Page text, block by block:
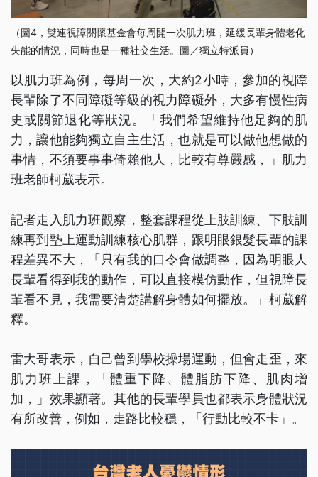
（圖4，雙連視障關懷基金會每周開一次肌力班，延緩長輩身體老化
失能的情況，同時也是一種社交生活。圖／獨立特派員）
以肌力班為例，每周一次，大約2小時，參加的視障
長輩除了不同障礙等級的視力障礙外，大多有慢性病
史或關節退化等狀況。「我們希望維持他足夠的肌
力，讓他能夠獨立自主生活，也就是可以做他想做的
事情，不須要事事倚賴他人，比較有尊嚴感，」肌力
班老師柯葳表示。
記者走入肌力班觀察，整套課程從上肢訓練、下肢訓
練再到墊上運動訓練核心肌群，跟明眼銀髮長輩的課
程差異不大，「只有我的口令會做調整，因為明眼人
長輩看得到我的動作，可以直接模仿動作，但視障長
輩看不見，我需要清楚講解身體如何擺放。」柯葳解
釋。
雷大哥表示，自己曾到學校操場運動，但會走歪，來
肌力班上課，「體重下降、體脂肪下降、肌肉增
加，」效果顯著。其他的長輩學員也都表示身體狀況
有所改善，例如，走路比較穩，「行動比較不卡」。